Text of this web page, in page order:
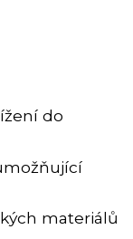
do
materiálů